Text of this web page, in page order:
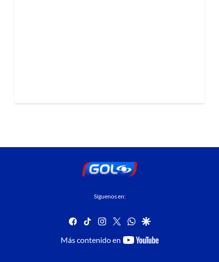
Síguenos en:
facebook
tiktok instagram
twitterwhatsapp
google
Más contenido en
youtube-